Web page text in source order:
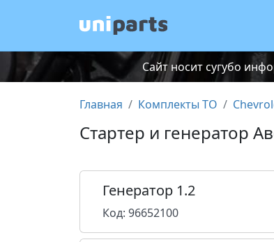
Сайт носит сугубо
Главная Комплекты ТО
Стартер и генератор
Генератор 1.2
Код: 96652100